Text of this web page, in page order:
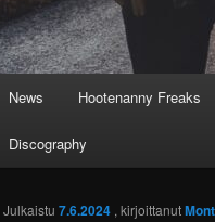
News Hootenanny Freaks
Discography
Julkaistu 7.6.2024 , kirjoittanut